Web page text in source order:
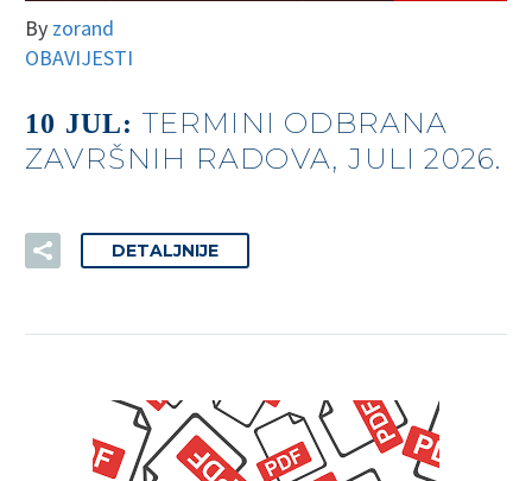
By zorand
OBAVIJESTI
10 JUL: TERMINI ODBRANA
ZAVRŠNIH RADOVA, JULI 2026.
DETALJNIJE